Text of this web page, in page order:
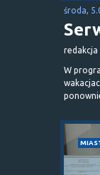
środa,
redakcja
W